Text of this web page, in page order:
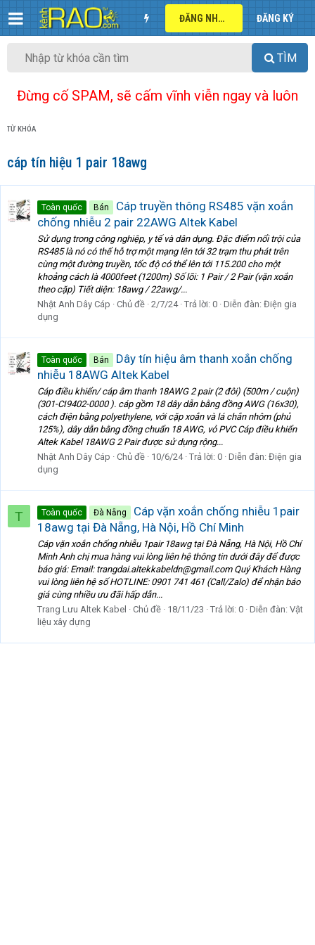
ĐĂNG NHẬP ĐĂNG KÝ
TÌM
Đừng cố SPAM, sẽ cấm vĩnh viễn ngay và luôn
TỪ KHÓA
cáp tín hiệu 1 pair 18awg
Toàn quốc Bán
Cáp truyền thông RS485 vặn xoắn
chống nhiễu 2 pair 22AWG Altek Kabel
Sử dụng trong công nghiệp, y tế và dân dụng. Đặc điểm nổi trội của
RS485 là nó có thể hỗ trợ một mạng lên tới 32 trạm thu phát trên
cùng một đường truyền, tốc độ có thể lên tới 115.200 cho một
khoảng cách là 4000feet (1200m) Số lõi: 1 Pair / 2 Pair (vặn xoắn
theo cặp) Tiết diện: 18awg / 22awg/...
Nhật Anh Dây Cáp
Chủ đề 2/7/24 Trả lời: 0 Diễn đàn: Điện gia
dụng
Toàn quốc Bán
Dây tín hiệu âm thanh xoắn chống
nhiễu 18AWG Altek Kabel
Cáp điều khiển/ cáp âm thanh 18AWG 2 pair (2 đôi) (500m / cuộn)
(301-CI9402-0000 ). cáp gồm 18 dây dẫn bằng đồng AWG (16x30),
cách điện bằng polyethylene, với cặp xoắn và lá chắn nhôm (phủ
125%), dây dẫn bằng đồng chuẩn 18 AWG, vỏ PVC Cáp điều khiển
Altek Kabel 18AWG 2 Pair được sử dụng rộng...
Nhật Anh Dây Cáp
Chủ đề 10/6/24 Trả lời: 0 Diễn đàn: Điện gia
dụng
T Toàn quốc Đà Nẵng
Cáp vặn xoắn chống nhiễu 1pair
18awg tại Đà Nẵng, Hà Nội, Hồ Chí Minh
Cáp vặn xoắn chống nhiễu 1pair 18awg tại Đà Nẵng, Hà Nội, Hồ Chí
Minh Anh chị mua hàng vui lòng liên hệ thông tin dưới đây để được
báo giá: Email: trangdai.altekkabeldn@gmail.com Quý Khách Hàng
vui lòng liên hệ số HOTLINE: 0901 741 461 (Call/Zalo) để nhận báo
giá cùng nhiều ưu đãi hấp dẫn...
Trang Lưu Altek Kabel
Chủ đề 18/11/23 Trả lời: 0 Diễn đàn: Vật
liệu xây dựng